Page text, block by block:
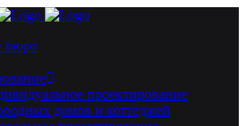
бюро
проектирование
домов и коттеджей